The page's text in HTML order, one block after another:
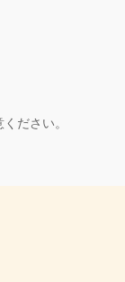
ださい。